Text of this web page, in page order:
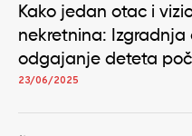
Kako jedan otac i
nekretnina: Izgradnja
odgajanje deteta
23/06/2025